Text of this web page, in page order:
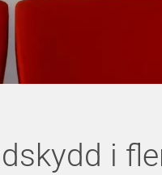
i